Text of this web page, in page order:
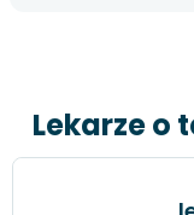
Lekarze o